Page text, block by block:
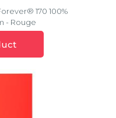
170 100%
- Rouge